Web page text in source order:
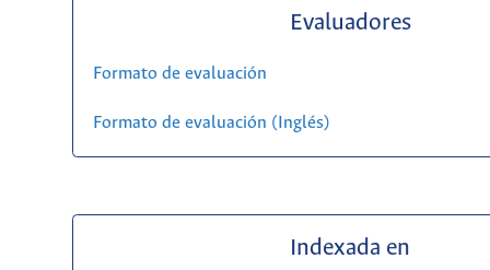
Evaluadores
Formato de evaluación
Formato de evaluación (Inglés)
Indexada en